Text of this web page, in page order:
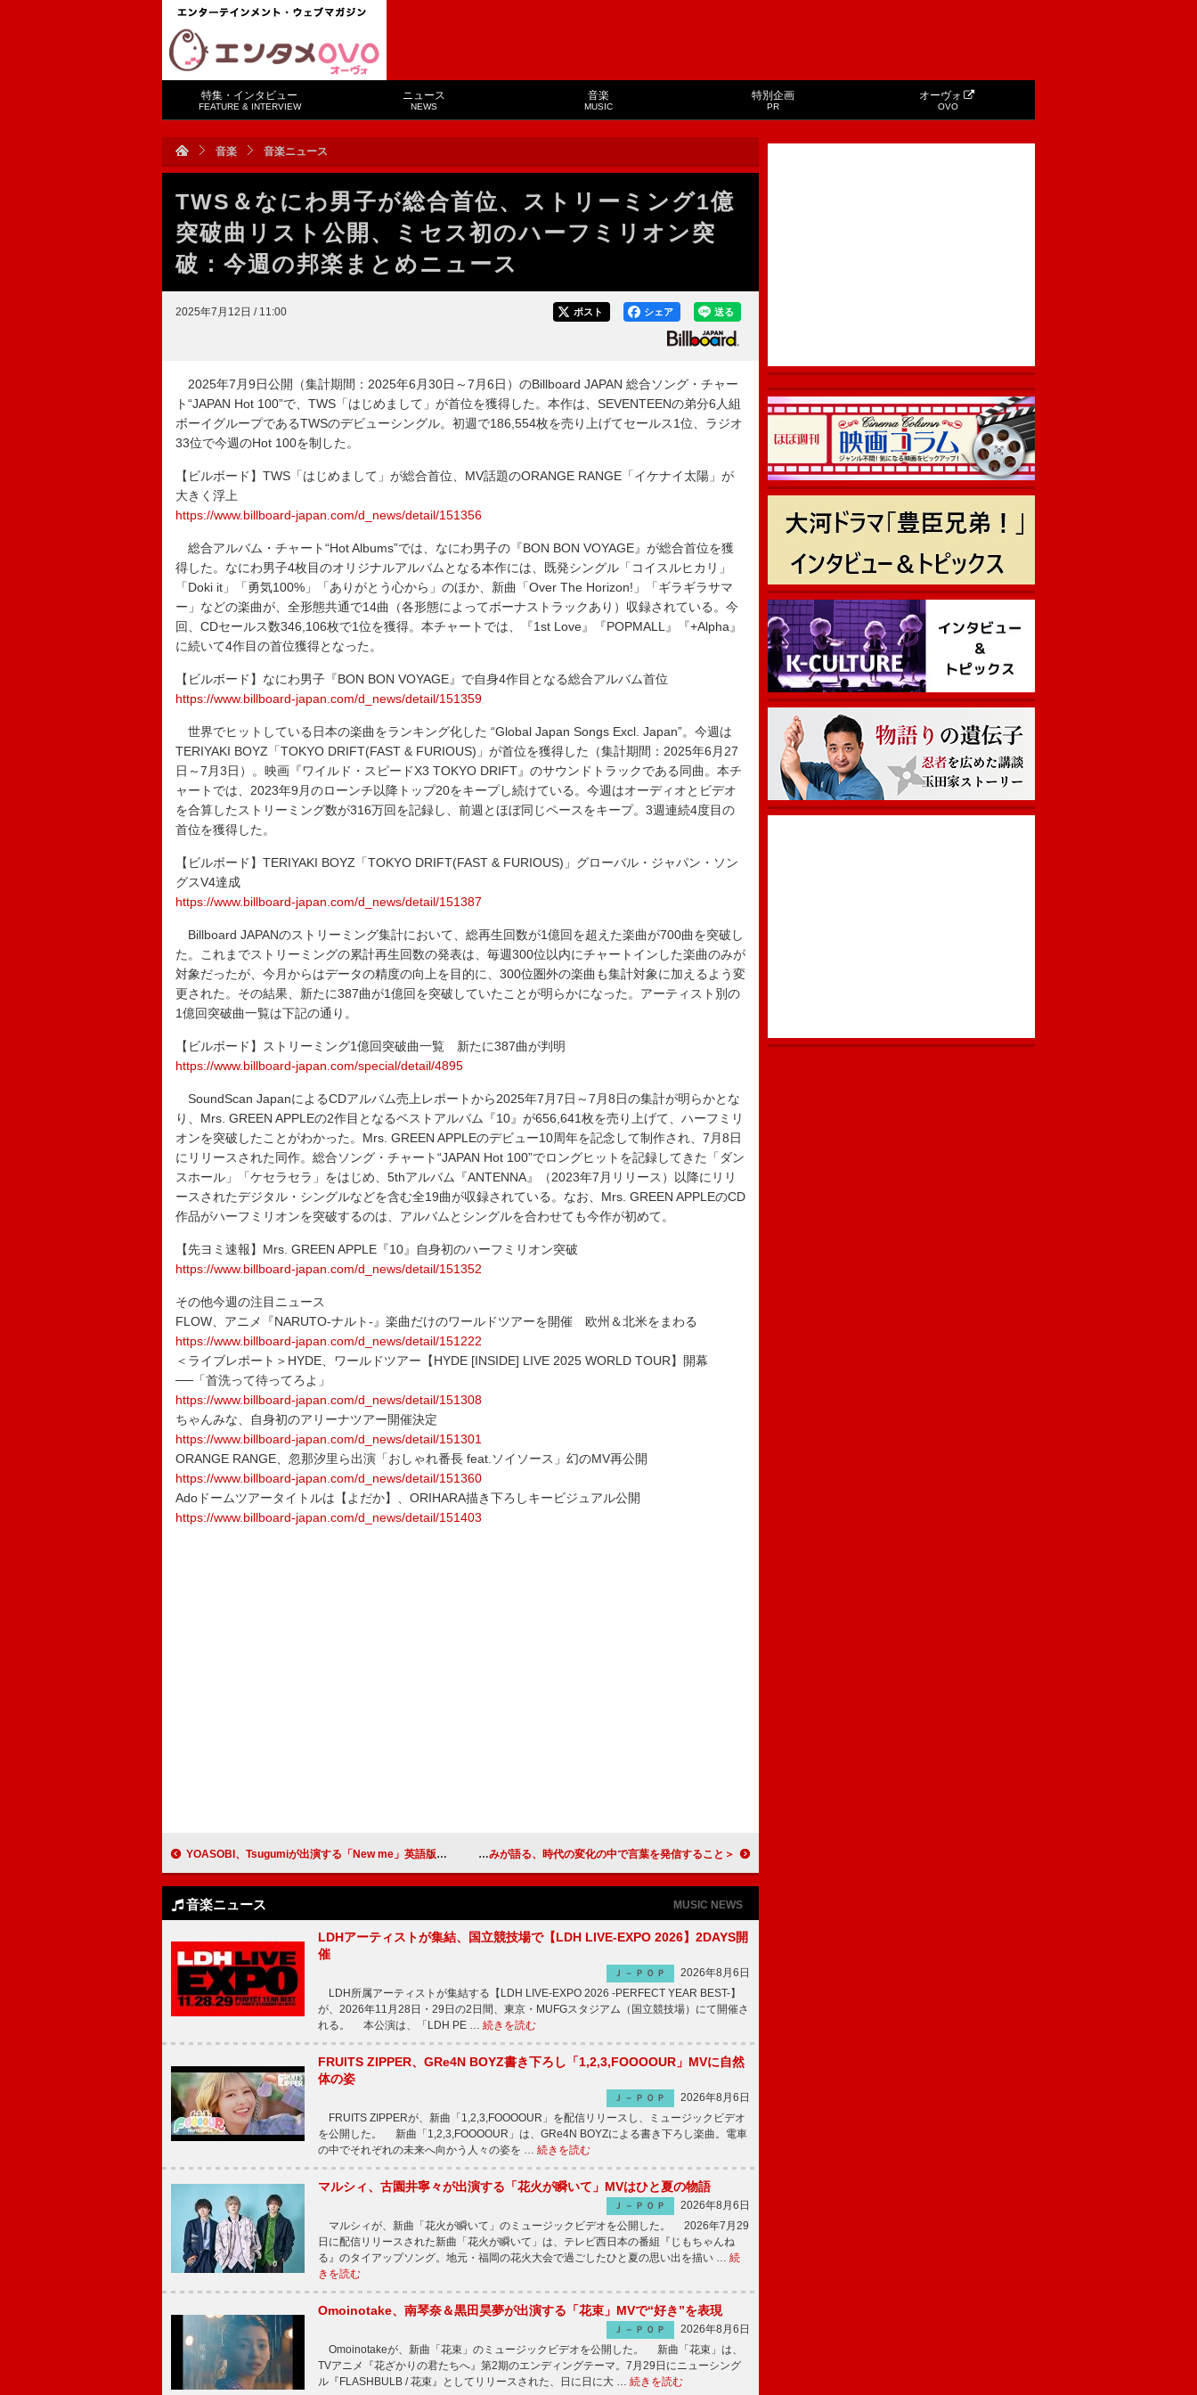
特集・インタビュー
FEATURE & INTERVIEW
ニュース
NEWS
音楽
MUSIC
特別企画
PR
オーヴォ
OVO
音楽 音楽ニュース
TWS＆なにわ男子が総合首位、ストリーミング1億
突破曲リスト公開、ミセス初のハーフミリオン突
破：今週の邦楽まとめニュース
2025年7月12日 / 11:00 送る
シェア
ポスト
2025年7月9日公開（集計期間：2025年6月30日～7月6日）のBillboard JAPAN 総合ソング・チャー
ト“JAPAN Hot 100”で、TWS「はじめまして」が首位を獲得した。本作は、SEVENTEENの弟分6人組
ボーイグループであるTWSのデビューシングル。初週で186,554枚を売り上げてセールス1位、ラジオ
33位で今週のHot 100を制した。
【ビルボード】TWS「はじめまして」が総合首位、MV話題のORANGE RANGE「イケナイ太陽」が
大きく浮上
https://www.billboard-japan.com/d_news/detail/151356
総合アルバム・チャート“Hot Albums”では、なにわ男子の『BON BON VOYAGE』が総合首位を獲
得した。なにわ男子4枚目のオリジナルアルバムとなる本作には、既発シングル「コイスルヒカリ」
「Doki it」「勇気100%」「ありがとう心から」のほか、新曲「Over The Horizon!」「ギラギラサマ
ー」などの楽曲が、全形態共通で14曲（各形態によってボーナストラックあり）収録されている。今
回、CDセールス数346,106枚で1位を獲得。本チャートでは、『1st Love』『POPMALL』『+Alpha』
に続いて4作目の首位獲得となった。
【ビルボード】なにわ男子『BON BON VOYAGE』で自身4作目となる総合アルバム首位
https://www.billboard-japan.com/d_news/detail/151359
世界でヒットしている日本の楽曲をランキング化した “Global Japan Songs Excl. Japan”。今週は
TERIYAKI BOYZ「TOKYO DRIFT(FAST & FURIOUS)」が首位を獲得した（集計期間：2025年6月27
日～7月3日）。映画『ワイルド・スピードX3 TOKYO DRIFT』のサウンドトラックである同曲。本チ
ャートでは、2023年9月のローンチ以降トップ20をキープし続けている。今週はオーディオとビデオ
を合算したストリーミング数が316万回を記録し、前週とほぼ同じペースをキープ。3週連続4度目の
首位を獲得した。
【ビルボード】TERIYAKI BOYZ「TOKYO DRIFT(FAST & FURIOUS)」グローバル・ジャパン・ソン
グスV4達成
https://www.billboard-japan.com/d_news/detail/151387
Billboard JAPANのストリーミング集計において、総再生回数が1億回を超えた楽曲が700曲を突破し
た。これまでストリーミングの累計再生回数の発表は、毎週300位以内にチャートインした楽曲のみが
対象だったが、今月からはデータの精度の向上を目的に、300位圏外の楽曲も集計対象に加えるよう変
更された。その結果、新たに387曲が1億回を突破していたことが明らかになった。アーティスト別の
1億回突破曲一覧は下記の通り。
【ビルボード】ストリーミング1億回突破曲一覧 新たに387曲が判明
https://www.billboard-japan.com/special/detail/4895
SoundScan JapanによるCDアルバム売上レポートから2025年7月7日～7月8日の集計が明らかとな
り、Mrs. GREEN APPLEの2作目となるベストアルバム『10』が656,641枚を売り上げて、ハーフミリ
オンを突破したことがわかった。Mrs. GREEN APPLEのデビュー10周年を記念して制作され、7月8日
にリリースされた同作。総合ソング・チャート“JAPAN Hot 100”でロングヒットを記録してきた「ダン
スホール」「ケセラセラ」をはじめ、5thアルバム『ANTENNA』（2023年7月リリース）以降にリリ
ースされたデジタル・シングルなどを含む全19曲が収録されている。なお、Mrs. GREEN APPLEのCD
作品がハーフミリオンを突破するのは、アルバムとシングルを合わせても今作が初めて。
【先ヨミ速報】Mrs. GREEN APPLE『10』自身初のハーフミリオン突破
https://www.billboard-japan.com/d_news/detail/151352
その他今週の注目ニュース
FLOW、アニメ『NARUTO-ナルト-』楽曲だけのワールドツアーを開催 欧州＆北米をまわる
https://www.billboard-japan.com/d_news/detail/151222
＜ライブレポート＞HYDE、ワールドツアー【HYDE [INSIDE] LIVE 2025 WORLD TOUR】開幕
──「首洗って待ってろよ」
https://www.billboard-japan.com/d_news/detail/151308
ちゃんみな、自身初のアリーナツアー開催決定
https://www.billboard-japan.com/d_news/detail/151301
ORANGE RANGE、忽那汐里ら出演「おしゃれ番長 feat.ソイソース」幻のMV再公開
https://www.billboard-japan.com/d_news/detail/151360
Adoドームツアータイトルは【よだか】、ORIHARA描き下ろしキービジュアル公開
https://www.billboard-japan.com/d_news/detail/151403
YOASOBI、Tsugumiが出演する「New me」英語版MV公開 ＜わたしたちと音楽 Vol. 60＞金原ひとみが語る、時代の変化の中で言葉を発信すること
音楽ニュース MUSIC NEWS
LDHアーティストが集結、国立競技場で【LDH LIVE-EXPO 2026】2DAYS開
催
Ｊ－ＰＯＰ
2026年8月6日
LDH所属アーティストが集結する【LDH LIVE-EXPO 2026 -PERFECT YEAR BEST-】
が、2026年11月28日・29日の2日間、東京・MUFGスタジアム（国立競技場）にて開催さ
れる。 本公演は、「LDH PE … 続きを読む
FRUITS ZIPPER、GRe4N BOYZ書き下ろし「1,2,3,FOOOOUR」MVに自然
体の姿
Ｊ－ＰＯＰ
2026年8月6日
FRUITS ZIPPERが、新曲「1,2,3,FOOOOUR」を配信リリースし、ミュージックビデオ
を公開した。 新曲「1,2,3,FOOOOUR」は、GRe4N BOYZによる書き下ろし楽曲。電車
の中でそれぞれの未来へ向かう人々の姿を … 続きを読む
マルシィ、古園井寧々が出演する「花火が瞬いて」MVはひと夏の物語
Ｊ－ＰＯＰ
2026年8月6日
マルシィが、新曲「花火が瞬いて」のミュージックビデオを公開した。 2026年7月29
日に配信リリースされた新曲「花火が瞬いて」は、テレビ西日本の番組『じもちゃんね
る』のタイアップソング。地元・福岡の花火大会で過ごしたひと夏の思い出を描い … 続
きを読む
Omoinotake、南琴奈＆黒田昊夢が出演する「花束」MVで“好き”を表現
Ｊ－ＰＯＰ
2026年8月6日
Omoinotakeが、新曲「花束」のミュージックビデオを公開した。 新曲「花束」は、
TVアニメ『花ざかりの君たちへ』第2期のエンディングテーマ。7月29日にニューシング
ル『FLASHBULB / 花束』としてリリースされた、日に日に大 … 続きを読む